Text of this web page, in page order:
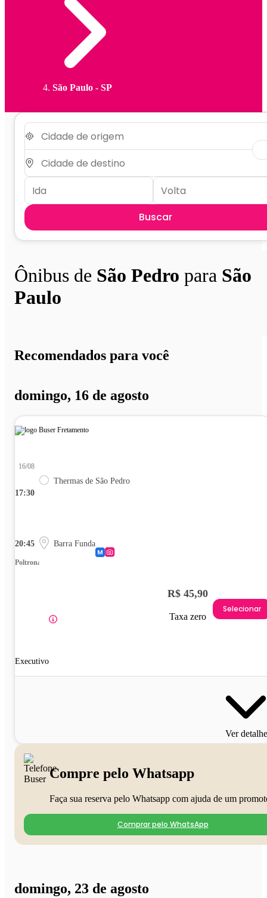
São Paulo - SP
Buscar
Ônibus de São Pedro para São
Paulo
Recomendados para você
domingo, 16 de agosto
17:30
16/08
Thermas de São Pedro
20:45 Barra Funda
Poltrona
Executivo
R$ 45,90
Taxa zero
Selecionar
Ver
Compre pelo Whatsapp
Faça sua reserva pelo Whatsapp com ajuda de um
Comprar pelo WhatsApp
domingo, 23 de agosto